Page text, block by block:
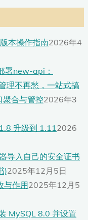
本操作指南2026年4
署new-api：
理不再愁，一站式搞
聚合与管控2026年3
升级到 1.11 2026
导入自己的安全证书
)2025年12月5日
与作用2025年12月5
MySQL 8.0 并设置